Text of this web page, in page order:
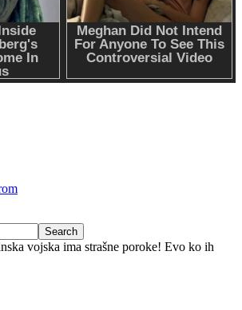
vojska ima strašne poroke! Evo ko ih